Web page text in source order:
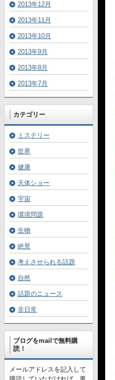
2013年12月
2013年11月
2013年10月
2013年9月
2013年8月
2013年7月
カテゴリー
ミステリー
世界
健康
天体ショー
宇宙
環境問題
生物
絶景
考えさせられる話題
自然
話題のニュース
非日常
ブログをmailで無料購
読！
メールアドレスを記入して